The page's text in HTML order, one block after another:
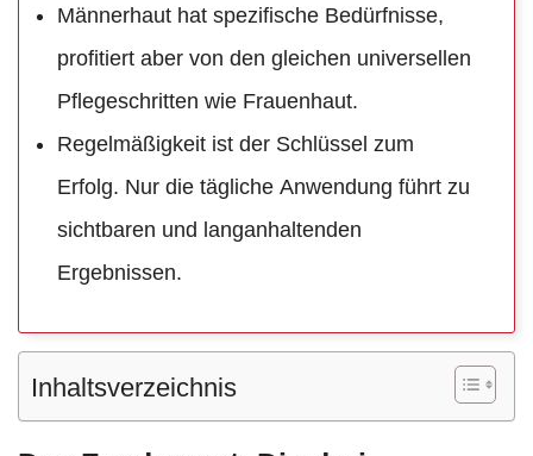
Männerhaut hat spezifische Bedürfnisse,
profitiert aber von den gleichen universellen
Pflegeschritten wie Frauenhaut.
Regelmäßigkeit ist der Schlüssel zum
Erfolg. Nur die tägliche Anwendung führt zu
sichtbaren und langanhaltenden
Ergebnissen.
Inhaltsverzeichnis